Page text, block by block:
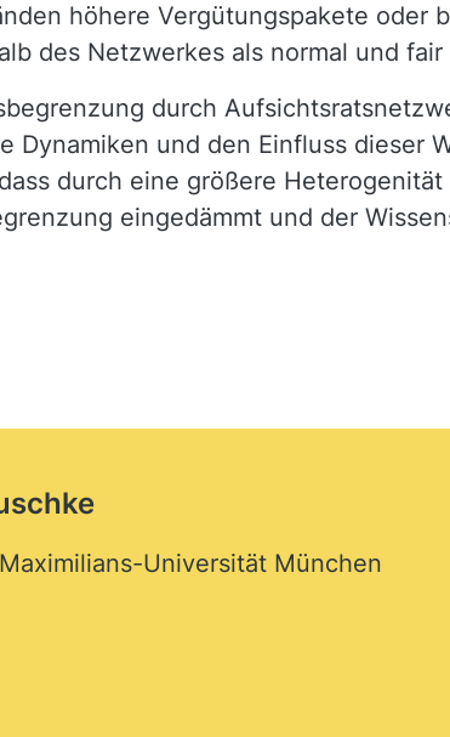
höhere Vergütungspakete oder
des Netzwerkes als normal und fair
durch
und den Einfluss dieser
durch eine größere Heterogenität
eingedämmt und der
Universität München